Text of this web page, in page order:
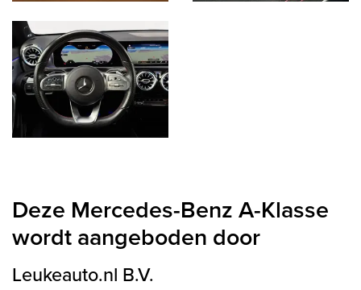
Deze Mercedes-Benz A-Klasse
wordt aangeboden door
Leukeauto.nl B.V.